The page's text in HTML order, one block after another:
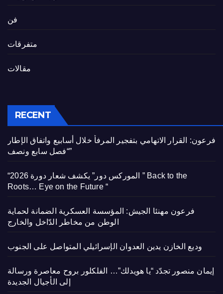
فن
متفرقات
مقالات
RECENT
فرعون: القرار الاتهامي بتفجير المرفأ خلال أسابيع واتفاق الإطار
“فصل سابع ونصف”
“الموركس دور” يكشف شعار دورة 2026 ” Back to the
Roots… Eye on the Future “
فرعون مهنئا الجيش: المؤسسة العسكرية الضمانة لحماية
الوطن من مخاطر الدّاخل والخارج
وديع الخازن يدين العدوان الإسرائيلي المتواصل على الجنوب
إيمان منصور تجدّد “يا هويدلك”… الفلكلور بروح معاصرة ورسالة
إلى الأجيال الجديدة